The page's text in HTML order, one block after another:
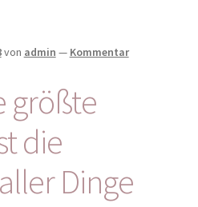
von admin — Kommentar
größte
die
Dinge